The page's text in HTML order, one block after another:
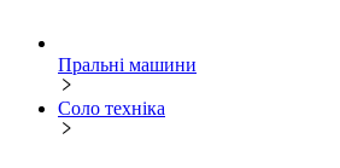
Пральні машини
Соло техніка